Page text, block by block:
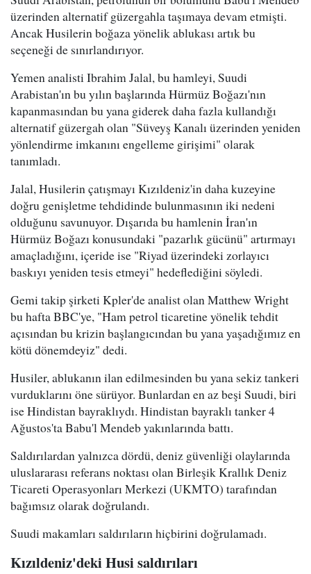
üzerinden alternatif güzergahla taşımaya devam etmişti.
Ancak Husilerin boğaza yönelik ablukası artık bu
seçeneği de sınırlandırıyor.
Yemen analisti Ibrahim Jalal, bu hamleyi, Suudi
Arabistan'ın bu yılın başlarında Hürmüz Boğazı'nın
kapanmasından bu yana giderek daha fazla kullandığı
alternatif güzergah olan "Süveyş Kanalı üzerinden yeniden
yönlendirme imkanını engelleme girişimi" olarak
tanımladı.
Jalal, Husilerin çatışmayı Kızıldeniz'in daha kuzeyine
doğru genişletme tehdidinde bulunmasının iki nedeni
olduğunu savunuyor. Dışarıda bu hamlenin İran'ın
Hürmüz Boğazı konusundaki "pazarlık gücünü" artırmayı
amaçladığını, içeride ise "Riyad üzerindeki zorlayıcı
baskıyı yeniden tesis etmeyi" hedeflediğini söyledi.
Gemi takip şirketi Kpler'de analist olan Matthew Wright
bu hafta BBC'ye, "Ham petrol ticaretine yönelik tehdit
açısından bu krizin başlangıcından bu yana yaşadığımız en
kötü dönemdeyiz" dedi.
Husiler, ablukanın ilan edilmesinden bu yana sekiz tankeri
vurduklarını öne sürüyor. Bunlardan en az beşi Suudi, biri
ise Hindistan bayraklıydı. Hindistan bayraklı tanker 4
Ağustos'ta Babu'l Mendeb yakınlarında battı.
Saldırılardan yalnızca dördü, deniz güvenliği olaylarında
uluslararası referans noktası olan Birleşik Krallık Deniz
Ticareti Operasyonları Merkezi (UKMTO) tarafından
bağımsız olarak doğrulandı.
Suudi makamları saldırıların hiçbirini doğrulamadı.
Kızıldeniz'deki Husi saldırıları